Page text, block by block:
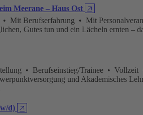
Meerane – Haus Ost 🡥
Mit Berufserfahrung • Mit
Gutes tun und ein Lächeln ernten
• Berufseinstieg/Trainee •
und Akademisches
d) 🡥